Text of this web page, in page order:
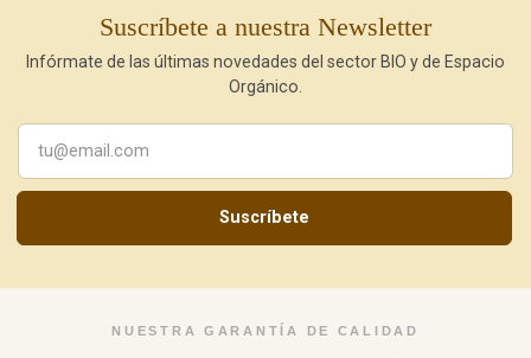
Suscríbete a nuestra Newsletter
Infórmate de las últimas novedades del sector BIO y de Espacio
Orgánico.
Suscríbete
NUESTRA GARANTÍA DE CALIDAD